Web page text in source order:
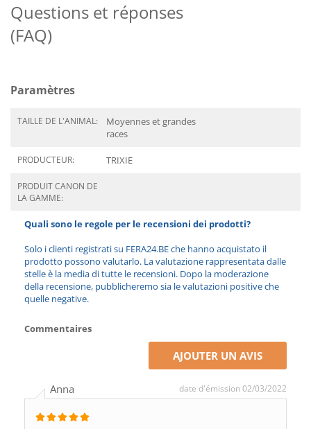
Questions et réponses
(FAQ)
Paramètres
TAILLE DE L'ANIMAL:
Moyennes et grandes
races
PRODUCTEUR: TRIXIE
PRODUIT CANON DE
LA GAMME:
Quali sono le regole per le recensioni dei prodotti?
Solo i clienti registrati su FERA24.BE che hanno acquistato il
prodotto possono valutarlo. La valutazione rappresentata dalle
stelle è la media di tutte le recensioni. Dopo la moderazione
della recensione, pubblicheremo sia le valutazioni positive che
quelle negative.
Commentaires
AJOUTER UN AVIS
Anna date d'émission 02/03/2022